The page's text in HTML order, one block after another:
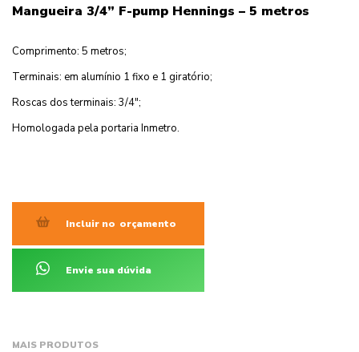
Mangueira 3/4” F-pump Hennings – 5 metros
Comprimento: 5 metros;
Terminais: em alumínio 1 fixo e 1 giratório;
Roscas dos terminais: 3/4″;
Homologada pela portaria Inmetro.
Incluir no orçamento
Envie sua dúvida
MAIS PRODUTOS